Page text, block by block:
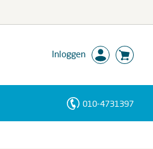
Inloggen
010-4731397